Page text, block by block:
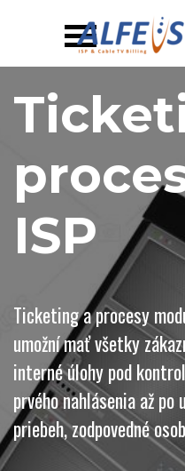
Preskočiť menu
ISP
Ticketing a procesy
umožní mať všetky
interné úlohy pod
prvého nahlásenia až
priebeh, zodpovedné